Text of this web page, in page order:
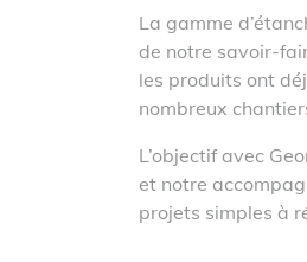
La gamme
de notre savoir-
les produits ont
nombreux
L’objectif avec
et notre
projets simples à